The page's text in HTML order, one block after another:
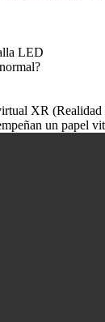
LED
XR
un papel